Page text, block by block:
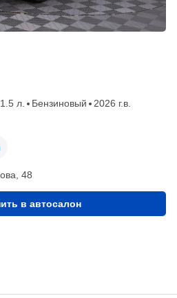
1.5 л. Бензиновый
2026 г.в.
48
в автосалон